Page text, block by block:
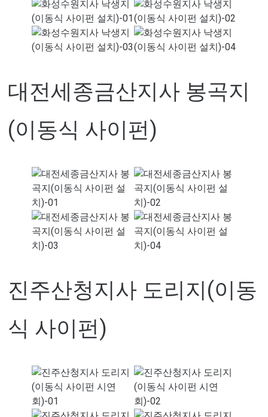
대전세종금산지사 봉곡지
(이동식 사이펀)
진주산청지사 도리지(이동
식 사이펀)